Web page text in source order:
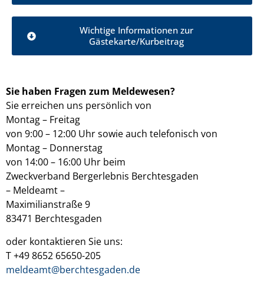
Wichtige Informationen zur
Gästekarte/Kurbeitrag
Sie haben Fragen zum Meldewesen?
Sie erreichen uns persönlich von
Montag – Freitag
von 9:00 – 12:00 Uhr sowie auch telefonisch von
Montag – Donnerstag
von 14:00 – 16:00 Uhr beim
Zweckverband Bergerlebnis Berchtesgaden
– Meldeamt –
Maximilianstraße 9
83471 Berchtesgaden
oder kontaktieren Sie uns:
T +49 8652 65650-205
meldeamt@berchtesgaden.de